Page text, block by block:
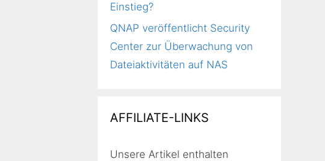
Einstieg?
QNAP veröffentlicht Security
Center zur Überwachung von
Dateiaktivitäten auf NAS
AFFILIATE-LINKS
Unsere Artikel enthalten